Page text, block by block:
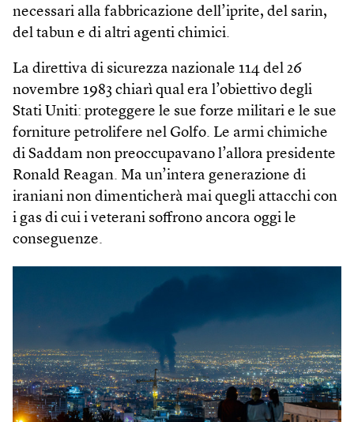
necessari alla fabbricazione dell’iprite, del sarin,
del tabun e di altri agenti chimici.
La direttiva di sicurezza nazionale 114 del 26
novembre 1983 chiarì qual era l’obiettivo degli
Stati Uniti: proteggere le sue forze militari e le sue
forniture petrolifere nel Golfo. Le armi chimiche
di Saddam non preoccupavano l’allora presidente
Ronald Reagan. Ma un’intera generazione di
iraniani non dimenticherà mai quegli attacchi con
i gas di cui i veterani soffrono ancora oggi le
conseguenze.